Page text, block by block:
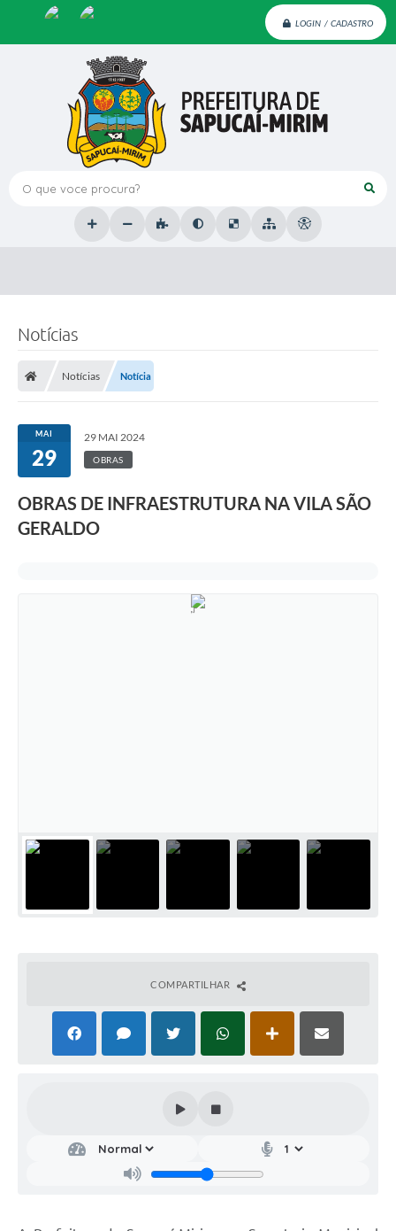
LOGIN / CADASTRO
O que voce procura?
Notícias
Notícias Notícia
MAI
29
29 MAI 2024
OBRAS
OBRAS DE INFRAESTRUTURA NA VILA SÃO
GERALDO
COMPARTILHAR